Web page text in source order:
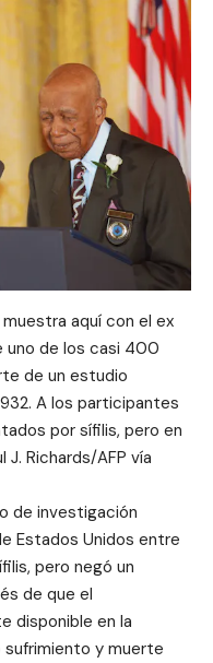
aquí con el ex
uno de los casi 400
de un estudio
A los participantes
por sífilis, pero en
J. Richards/AFP vía
de investigación
Estados Unidos entre
pero negó un
de que el
disponible en la
sufrimiento y muerte